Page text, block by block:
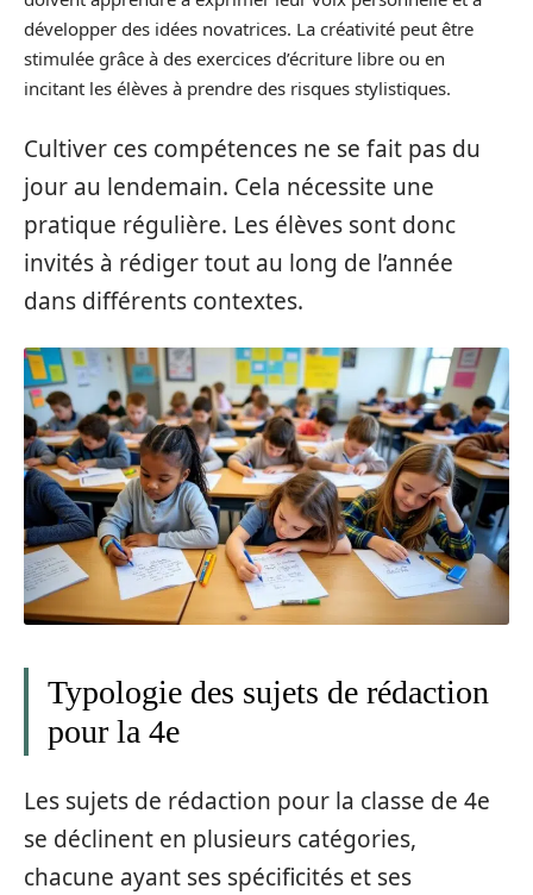
développer des idées novatrices. La créativité peut être
stimulée grâce à des exercices d’écriture libre ou en
incitant les élèves à prendre des risques stylistiques.
Cultiver ces compétences ne se fait pas du
jour au lendemain. Cela nécessite une
pratique régulière. Les élèves sont donc
invités à rédiger tout au long de l’année
dans différents contextes.
Typologie des sujets de rédaction
pour la 4e
Les sujets de rédaction pour la classe de 4e
se déclinent en plusieurs catégories,
chacune ayant ses spécificités et ses